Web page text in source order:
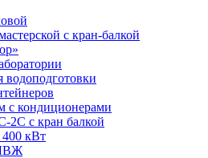
с кран-балкой
водоподготовки
с кондиционерами
2С с кран балкой
400 кВт